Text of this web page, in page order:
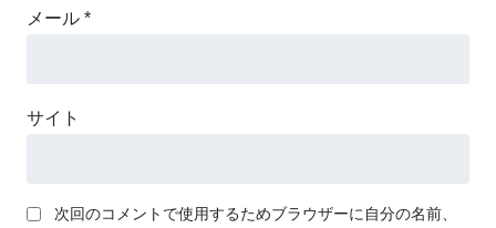
メール *
サイト
次回のコメントで使用するためブラウザーに自分の名前、